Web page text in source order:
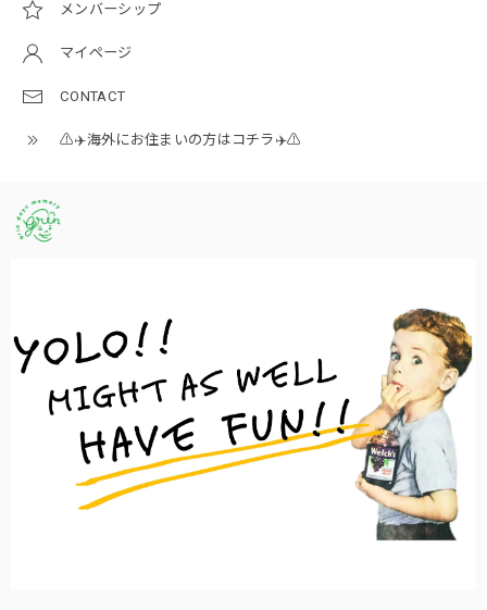
メンバーシップ
マイページ
CONTACT
⚠️✈️海外にお住まいの方はコチラ✈️⚠️